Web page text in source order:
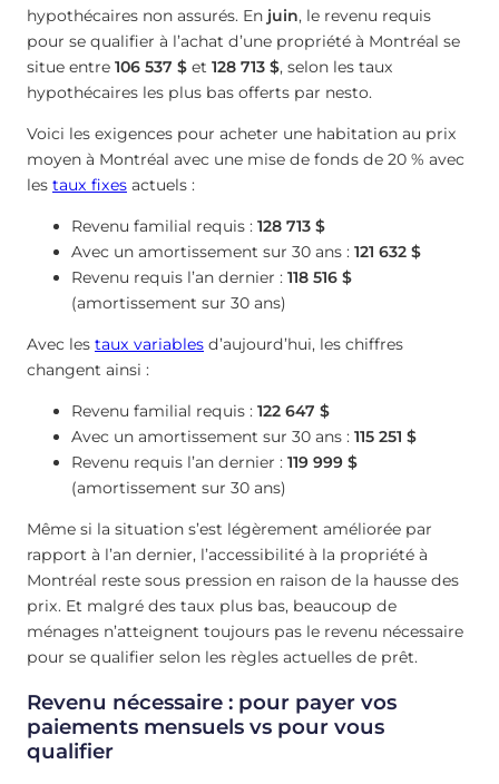
hypothécaires non assurés. En juin, le revenu requis
pour se qualifier à l’achat d’une propriété à Montréal se
situe entre 106 537 $ et 128 713 $, selon les taux
hypothécaires les plus bas offerts par nesto.
Voici les exigences pour acheter une habitation au prix
moyen à Montréal avec une mise de fonds de 20 % avec
les taux fixes actuels :
Revenu familial requis : 128 713 $
Avec un amortissement sur 30 ans : 121 632 $
Revenu requis l’an dernier : 118 516 $
(amortissement sur 30 ans)
Avec les taux variables d’aujourd’hui, les chiffres
changent ainsi :
Revenu familial requis : 122 647 $
Avec un amortissement sur 30 ans : 115 251 $
Revenu requis l’an dernier : 119 999 $
(amortissement sur 30 ans)
Même si la situation s’est légèrement améliorée par
rapport à l’an dernier, l’accessibilité à la propriété à
Montréal reste sous pression en raison de la hausse des
prix. Et malgré des taux plus bas, beaucoup de
ménages n’atteignent toujours pas le revenu nécessaire
pour se qualifier selon les règles actuelles de prêt.
Revenu nécessaire : pour payer vos
paiements mensuels vs pour vous
qualifier